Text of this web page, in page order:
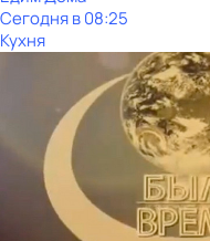
Сегодня в 08:25
Кухня